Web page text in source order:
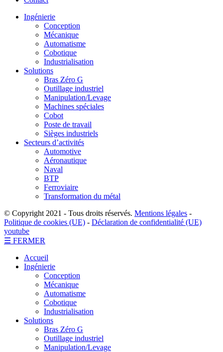
Ingénierie
Conception
Mécanique
Automatisme
Cobotique
Industrialisation
Solutions
Bras Zéro G
Outillage industriel
Manipulation/Levage
Machines spéciales
Cobot
Poste de travail
Sièges industriels
Secteurs d’activités
Automotive
Aéronautique
Naval
BTP
Ferroviaire
Transformation du métal
© Copyright 2021 - Tous droits réservés. Mentions légales -
Politique de cookies (UE) - Déclaration de confidentialité (UE)
youtube
☰ FERMER
Accueil
Ingénierie
Conception
Mécanique
Automatisme
Cobotique
Industrialisation
Solutions
Bras Zéro G
Outillage industriel
Manipulation/Levage